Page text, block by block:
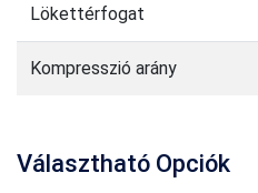
Lökettérfogat
Kompresszió arány
Választható Opciók